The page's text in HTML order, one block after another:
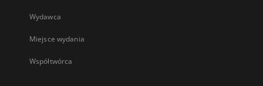
Wydawca
Miejsce wydania
Współtwórca